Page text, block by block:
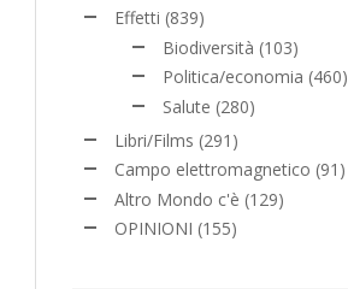
Effetti (839)
Biodiversità (103)
Politica/economia (460)
Salute (280)
Libri/Films (291)
Campo elettromagnetico (91)
Altro Mondo c'è (129)
OPINIONI (155)